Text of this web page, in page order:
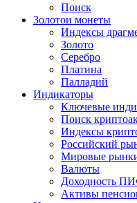
Поиск
Золотои монеты
Индексы
Золото
Серебро
Платина
Палладий
Индикаторы
Ключевые
Поиск
Индексы
Российский
Мировые
Валюты
Доходность
Активы